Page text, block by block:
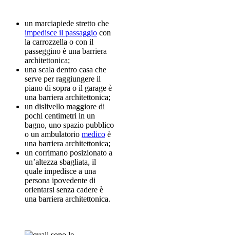
un marciapiede stretto che
impedisce il passaggio con
la carrozzella o con il
passeggino è una barriera
architettonica;
una scala dentro casa che
serve per raggiungere il
piano di sopra o il garage è
una barriera architettonica;
un dislivello maggiore di
pochi centimetri in un
bagno, uno spazio pubblico
o un ambulatorio medico è
una barriera architettonica;
un corrimano posizionato a
un’altezza sbagliata, il
quale impedisce a una
persona ipovedente di
orientarsi senza cadere è
una barriera architettonica.